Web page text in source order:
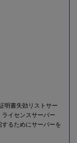
明書失効リストサー
イセンスサーバー
るためにサーバーを